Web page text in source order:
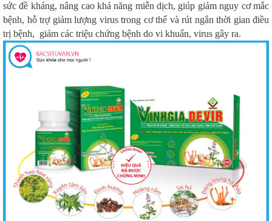
sức đề kháng, nâng cao khả năng miễn dịch, giúp giảm nguy cơ mắc
bệnh, hỗ trợ giảm lượng virus trong cơ thể và rút ngắn thời gian điều
trị bệnh, giảm các triệu chứng bệnh do vi khuẩn, virus gây ra.